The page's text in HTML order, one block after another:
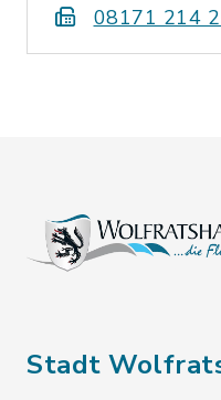
08171 214
Stadt